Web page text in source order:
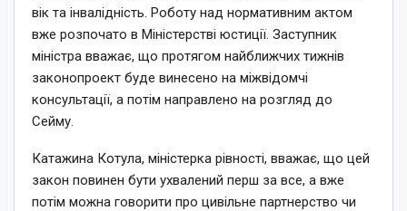
вік та інвалідність. Роботу над нормативним актом
вже розпочато в Міністерстві юстиції. Заступник
міністра вважає, що протягом найближчих тижнів
законопроект буде винесено на міжвідомчі
консультації, а потім направлено на розгляд до
Сейму.
Катажина Котула, міністерка рівності, вважає, що цей
закон повинен бути ухвалений перш за все, а вже
потім можна говорити про цивільне партнерство чи